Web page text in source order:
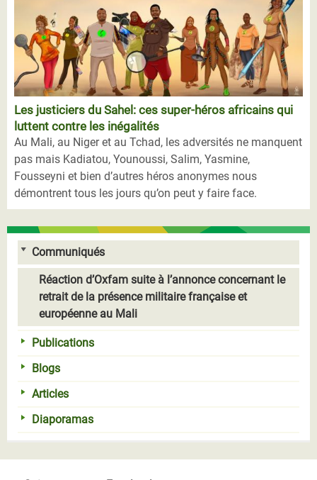
Les justiciers du Sahel: ces super-héros africains qui
luttent contre les inégalités
Au Mali, au Niger et au Tchad, les adversités ne manquent
pas mais Kadiatou, Younoussi, Salim, Yasmine,
Fousseyni et bien d’autres héros anonymes nous
démontrent tous les jours qu’on peut y faire face.
Communiqués
Réaction d’Oxfam suite à l’annonce concernant le
retrait de la présence militaire française et
européenne au Mali
Publications
Blogs
Articles
Diaporamas